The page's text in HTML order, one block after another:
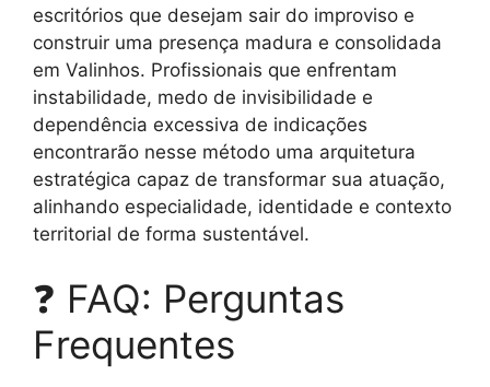
escritórios que desejam sair do improviso e
construir uma presença madura e consolidada
em Valinhos. Profissionais que enfrentam
instabilidade, medo de invisibilidade e
dependência excessiva de indicações
encontrarão nesse método uma arquitetura
estratégica capaz de transformar sua atuação,
alinhando especialidade, identidade e contexto
territorial de forma sustentável.
❓ FAQ: Perguntas
Frequentes